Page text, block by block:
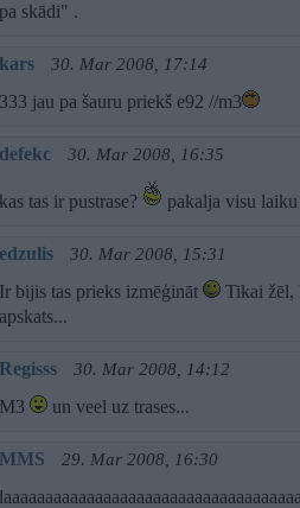
pa skādi" .
kars 30. Mar 2008, 17:14
333 jau pa šauru priekš e92 //m3
defekc 30. Mar 2008, 16:35
kas tas ir pustrase? pakalja visu
edzulis 30. Mar 2008, 15:31
Ir bijis tas prieks izmēģināt
Tikai žēl,
apskats...
Regisss 30. Mar 2008, 14:12
M3 un veel uz trases...
MMS 29. Mar 2008, 16:30